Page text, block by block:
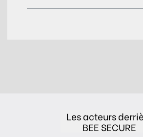
Les acteurs
BEE SECURE